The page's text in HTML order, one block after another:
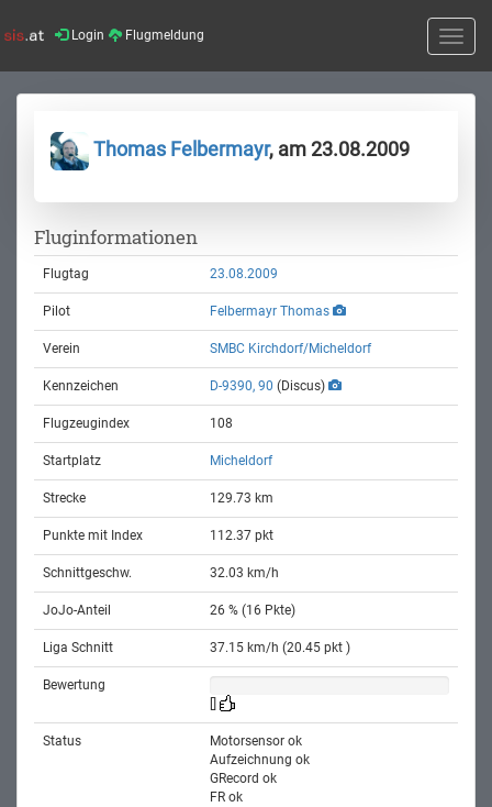
Login Flugmeldung
Toggle
Thomas Felbermayr, am 23.08.2009
Fluginformationen
Flugtag 23.08.2009
Pilot Felbermayr Thomas
Verein SMBC Kirchdorf/Micheldorf
Kennzeichen D-9390, 90 (Discus)
Flugzeugindex 108
Startplatz Micheldorf
Strecke 129.73 km
Punkte mit Index 112.37 pkt
Schnittgeschw. 32.03 km/h
JoJo-Anteil 26 % (16 Pkte)
Liga Schnitt 37.15 km/h (20.45 pkt )
Bewertung
Status
Motorsensor ok
Aufzeichnung ok
GRecord ok
FR ok